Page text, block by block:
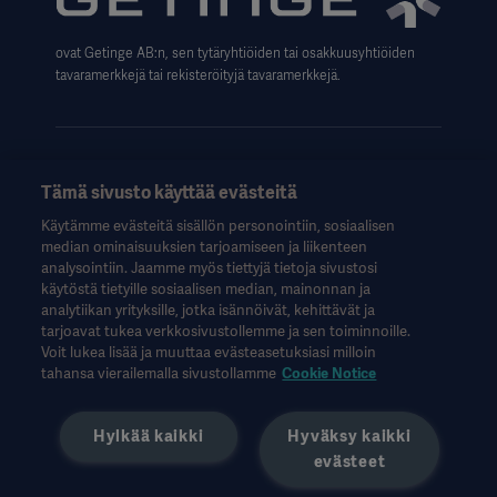
Data Subject Request Form
ovat Getinge AB:n, sen tytäryhtiöiden tai osakkuusyhtiöiden
tavaramerkkejä tai rekisteröityjä tavaramerkkejä.
Nämä tiedot on tarkoitettu vain terveydenhuollon ammattilaisille
tai muille alan ammattilaisille, ja ne on tarkoitettu vain tiedoksi.
Ne eivät ole kattavia, eikä niitä siksi tule pitää käyttöohjeen,
huolto-oppaan tai lääketieteellisen neuvonnan korvikkeena.
Getinge ei ole vastuussa mistään sellaisista toimista tai
laiminlyönneistä, jotka perustuvat tähän aineistoon, ja siihen
luottaminen tapahtuu yksinomaan käyttäjän omalla vastuulla.
Mainittu hoito, ratkaisu tai tuote ei välttämättä ole saatavilla
kopioida tai käyttää kokonaan tai osittain ilman Getingen
kirjallista lupaa.
Nämä tiedot on tarkoitettu kansainväliselle yleisölle
Tämä sivusto käyttää evästeitä
Käytämme evästeitä sisällön personointiin, sosiaalisen
median ominaisuuksien tarjoamiseen ja liikenteen
analysointiin. Jaamme myös tiettyjä tietoja sivustosi
käytöstä tietyille sosiaalisen median, mainonnan ja
analytiikan yrityksille, jotka isännöivät, kehittävät ja
tarjoavat tukea verkkosivustollemme ja sen toiminnoille.
Voit lukea lisää ja muuttaa evästeasetuksiasi milloin
tahansa vierailemalla sivustollamme Cookie Notice
Hyväksy kaikki
evästeet
Hylkää kaikki